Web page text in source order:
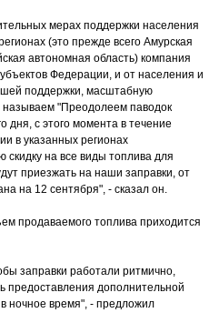
мерах поддержки населения
(это прежде всего Амурская
автономная область) компания
Федерации, и от населения и
поддержки, масштабную
"Преодолеем паводок
дня, с этого момента в течение
в указанных регионах
скидку на все виды топлива для
приезжать на наши заправки, от
на 12 сентября", - сказал он.
продаваемого топлива приходится
заправки работали ритмично,
предоставления дополнительной
в ночное время", - предложил